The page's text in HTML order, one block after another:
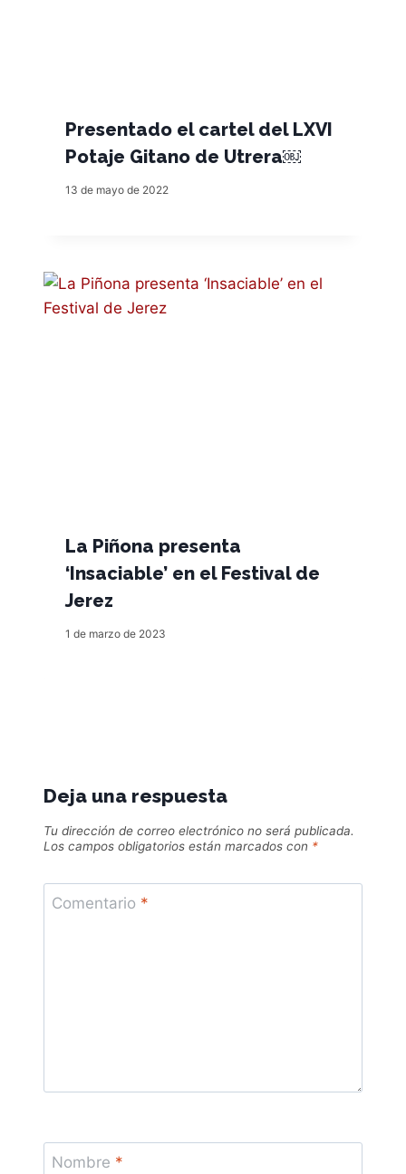
Presentado el cartel del LXVI
Potaje Gitano de Utrera￼
13 de mayo de 2022
La Piñona presenta
‘Insaciable’ en el Festival de
Jerez
1 de marzo de 2023
Deja una respuesta
Tu dirección de correo electrónico no será publicada.
Los campos obligatorios están marcados con *
Comentario *
Nombre *